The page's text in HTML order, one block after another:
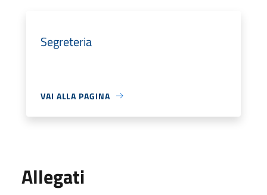
Segreteria
VAI ALLA PAGINA
Allegati